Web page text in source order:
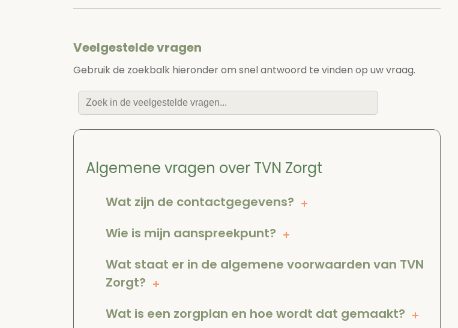
Veelgestelde vragen
Gebruik de zoekbalk hieronder om snel antwoord te vinden op uw vraag.
Algemene vragen over TVN Zorgt
Wat zijn de contactgegevens?
Wie is mijn aanspreekpunt?
Wat staat er in de algemene voorwaarden van TVN
Zorgt?
Wat is een zorgplan en hoe wordt dat gemaakt?